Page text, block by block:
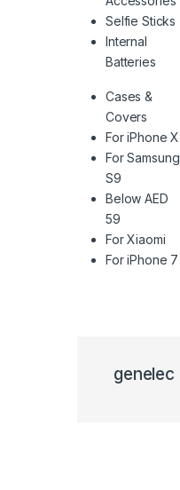
Selfie Sticks
Internal
Batteries
Cases &
Covers
For iPhone X
For Samsung
S9
Below AED
59
For Xiaomi
For iPhone 7
genelec